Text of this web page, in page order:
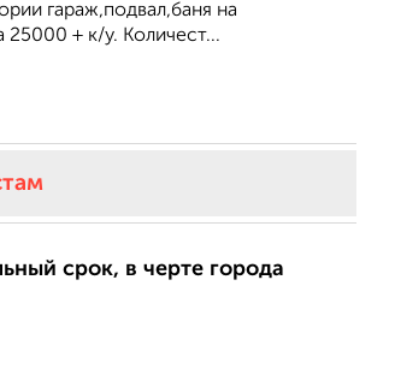
гараж,подвал,баня на
+ к/у. Количест...
срок, в черте города